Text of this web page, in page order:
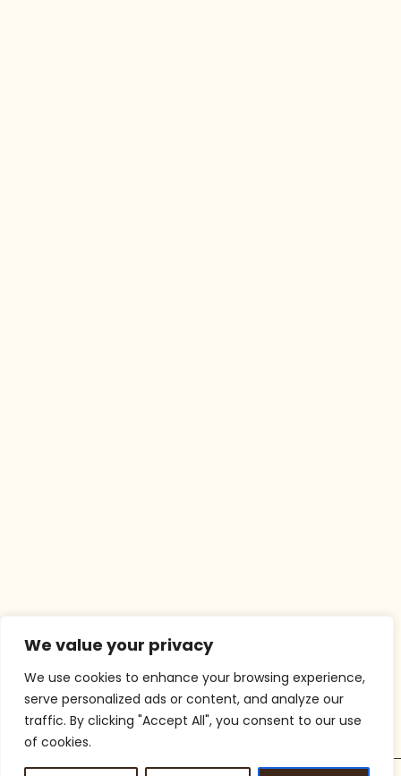
We value your privacy
We use cookies to enhance your browsing experience,
serve personalized ads or content, and analyze our
traffic. By clicking "Accept All", you consent to our use
of cookies.